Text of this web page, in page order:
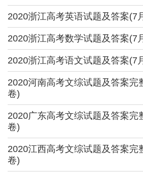
2020浙江高考英语试题及答案(7
2020浙江高考数学试题及答案(7
2020浙江高考语文试题及答案(7
2020河南高考文综试题及答案完
卷)
2020广东高考文综试题及答案完
卷)
2020江西高考文综试题及答案完
卷)